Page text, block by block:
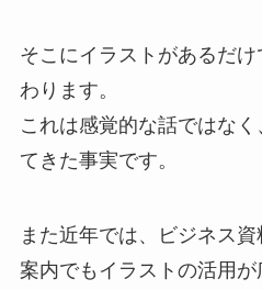
そこにイラストがあるだ
わります。
これは感覚的な話ではな
てきた事実です。
また近年では、ビジネス
案内でもイラストの活用が